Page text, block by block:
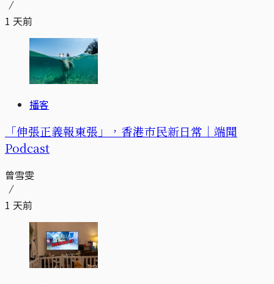
1 天前
播客
「伸張正義報東張」，香港市民新日常｜端聞
Podcast
曾雪雯
1 天前